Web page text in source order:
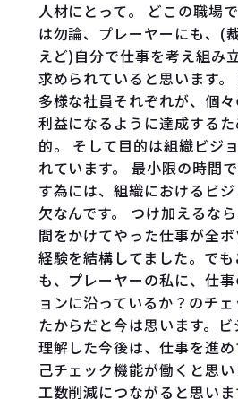
人材にとって。 どこの職場
は勿論、プレーヤーにも、(
えど)自分で仕事を考え組み
求められていると思います
多様な社員それぞれが、個
利益になるように達成する
的。 そして目的は組織ビジ
れています。 最小限の時間
す為には、組織におけるビ
欠なんです。 つけ加えるな
間をかけてやった仕事が全
経験を結構してました。で
も、プレーヤーの私に、仕
ョンに沿っているか？のチ
たからだと今は思います。
理解した今後は、仕事を進
己チェック機能が働くと思
工数削減につながると思い